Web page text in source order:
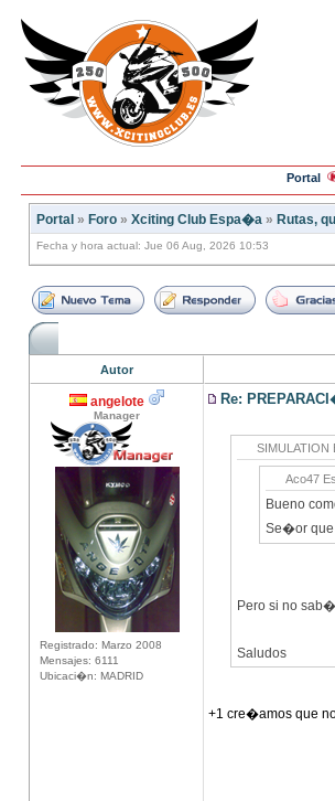
Portal
Portal » Foro » Xciting Club Espa�a » Rutas,
Fecha y hora actual: Jue 06 Aug, 2026 10:53
Autor
angelote
Manager
Registrado: Marzo 2008
Mensajes: 6111
Ubicaci�n: MADRID
Re:
Aco47
Bueno
Se�or que
Pero si no
Saludos
+1 cre�amos que